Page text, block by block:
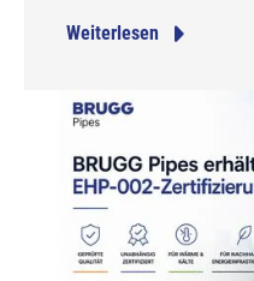
Weiterlesen